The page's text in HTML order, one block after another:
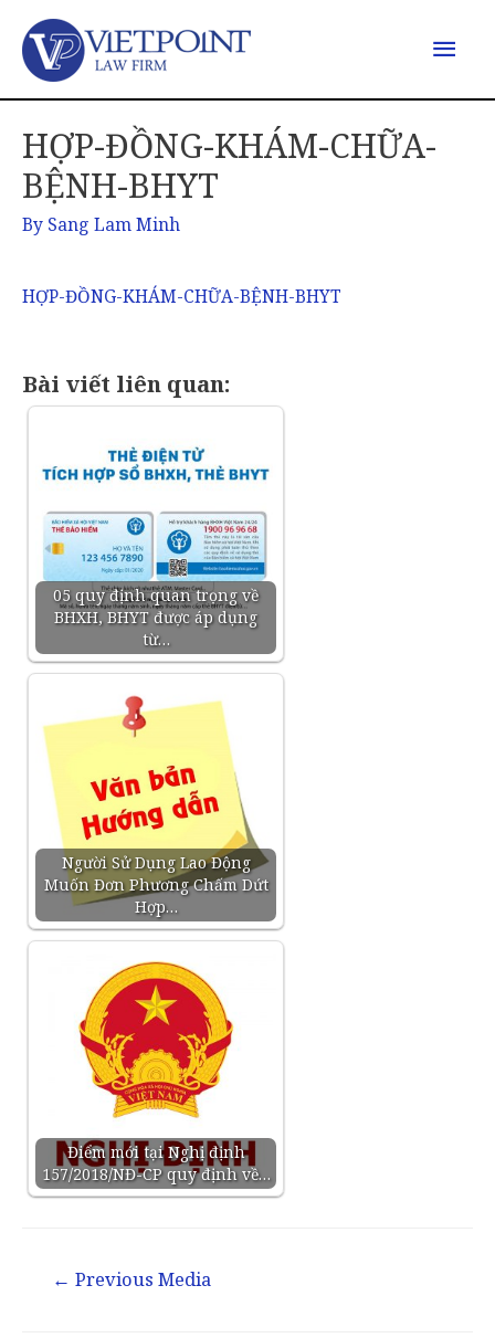
HỢP-ĐỒNG-KHÁM-CHỮA-
BỆNH-BHYT
By Sang Lam Minh
HỢP-ĐỒNG-KHÁM-CHỮA-BỆNH-BHYT
Bài viết liên quan:
05 quy định quan trọng về
BHXH, BHYT được áp dụng
từ…
Người Sử Dụng Lao Động
Muốn Đơn Phương Chấm Dứt
Hợp…
Điểm mới tại Nghị định
157/2018/NĐ-CP quy định về…
← Previous Media